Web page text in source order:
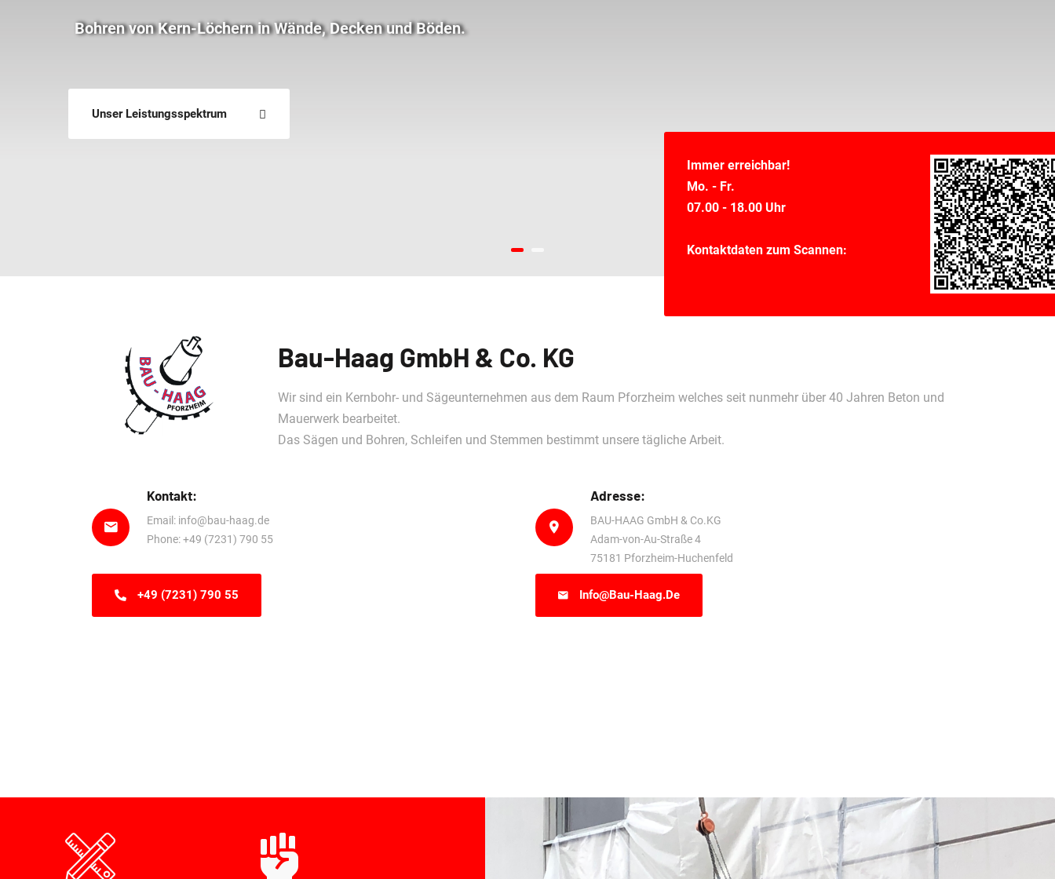
Immer erreichbar!
Mo. - Fr.
07.00 - 18.00 Uhr
Kontaktdaten zum Scannen:
Bau-Haag GmbH & Co. KG
Wir sind ein Kernbohr- und Sägeunternehmen aus dem Raum Pforzheim welches seit nunmehr über 40 Jahren Beton und
Mauerwerk bearbeitet.
Das Sägen und Bohren, Schleifen und Stemmen bestimmt unsere tägliche Arbeit.
Kontakt:
Email: info@bau-haag.de
Phone: +49 (7231) 790 55
+49 (7231) 790 55
Adresse:
BAU-HAAG GmbH & Co.KG
Adam-von-Au-Straße 4
75181 Pforzheim-Huchenfeld
Info@bau-Haag.de